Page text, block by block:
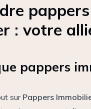
pappers
: votre
pappers
sur Pappers